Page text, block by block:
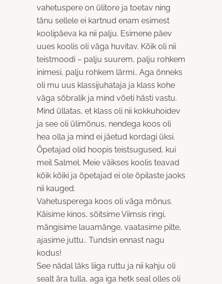
vahetuspere on ülitore ja toetav ning
tänu sellele ei kartnud enam esimest
koolipäeva ka nii palju. Esimene päev
uues koolis oli väga huvitav. Kõik oli nii
teistmoodi – palju suurem, palju rohkem
inimesi, palju rohkem lärmi.. Aga õnneks
oli mu uus klassijuhataja ja klass kohe
väga sõbralik ja mind võeti hästi vastu.
Mind üllatas, et klass oli nii kokkuhoidev
ja see oli ülimõnus, nendega koos oli
hea olla ja mind ei jäetud kordagi üksi.
Õpetajad olid hoopis teistsugused, kui
meil Salmel. Meie väikses koolis teavad
kõik kõiki ja õpetajad ei ole õpilaste jaoks
nii kauged.
Vahetusperega koos oli väga mõnus.
Käisime kinos, sõitsime Viimsis ringi,
mängisime lauamänge, vaatasime pilte,
ajasime juttu.. Tundsin ennast nagu
kodus!
See nädal läks liiga ruttu ja nii kahju oli
sealt ära tulla, aga iga hetk seal olles oli